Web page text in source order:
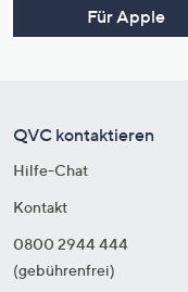
Für Apple
QVC kontaktieren
Hilfe-Chat
Kontakt
0800 2944 444
(gebührenfrei)